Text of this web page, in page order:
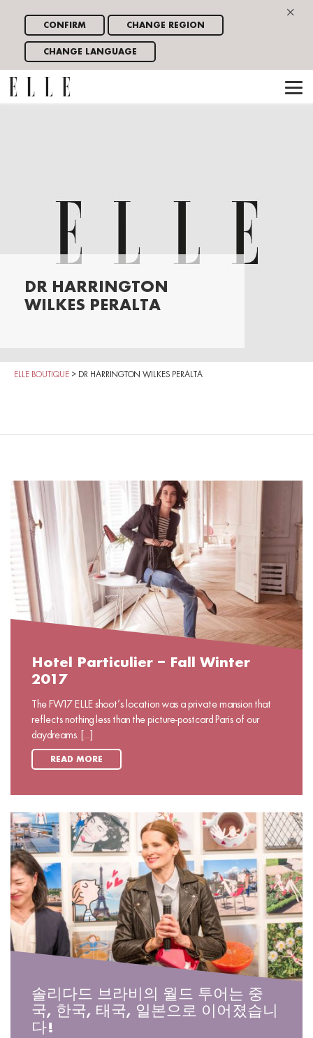
×
CONFIRM CHANGE REGION
CHANGE LANGUAGE
DR HARRINGTON
WILKES PERALTA
ELLE BOUTIQUE > DR HARRINGTON WILKES PERALTA
Hotel Particulier – Fall Winter
2017
The FW17 ELLE shoot’s location was a private mansion that
reflects nothing less than the picture-postcard Paris of our
daydreams. [...]
READ MORE
솔리다드 브라비의 월드 투어는 중
국, 한국, 태국, 일본으로 이어졌습니
다!